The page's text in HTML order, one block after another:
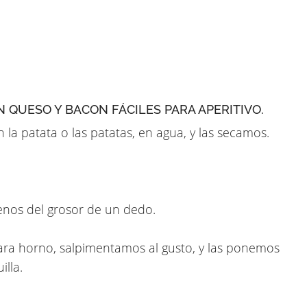
QUESO Y BACON FÁCILES PARA APERITIVO.
patata o las patatas, en agua, y las secamos.
del grosor de un dedo.
horno, salpimentamos al gusto, y las ponemos